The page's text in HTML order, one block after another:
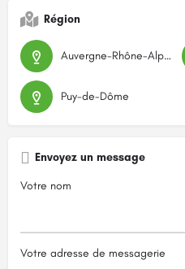
Région
Auvergne-Rhône-Alpes
Puy-de-Dôme
Envoyez un message
Votre nom
Votre adresse de messagerie